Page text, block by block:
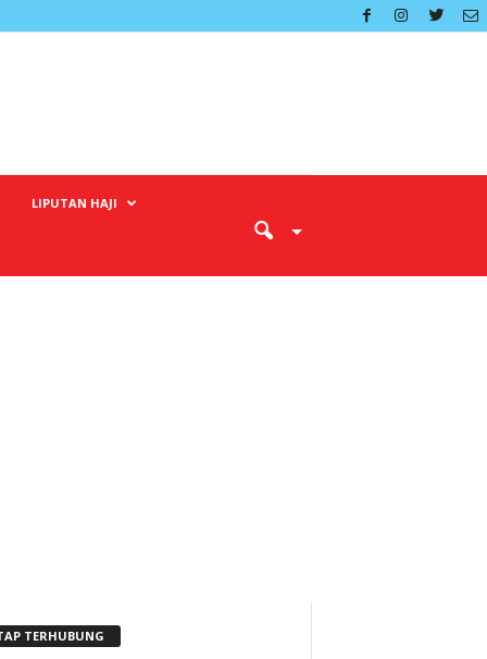
LIPUTAN HAJI
TERHUBUNG